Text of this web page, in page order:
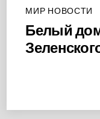
МИР НОВОСТИ
Белый